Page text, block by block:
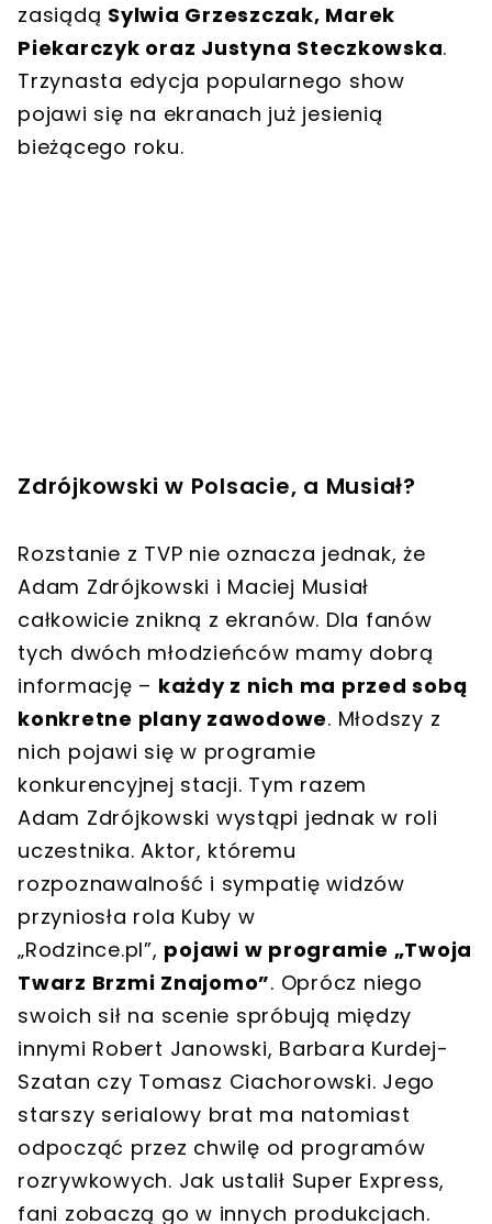
zasiądą Sylwia Grzeszczak, Marek
Piekarczyk oraz Justyna Steczkowska.
Trzynasta edycja popularnego show
pojawi się na ekranach już jesienią
bieżącego roku.
Zdrójkowski w Polsacie, a Musiał?
Rozstanie z TVP nie oznacza jednak, że
Adam Zdrójkowski i Maciej Musiał
całkowicie znikną z ekranów. Dla fanów
tych dwóch młodzieńców mamy dobrą
informację – każdy z nich ma przed sobą
konkretne plany zawodowe. Młodszy z
nich pojawi się w programie
konkurencyjnej stacji. Tym razem
Adam Zdrójkowski wystąpi jednak w roli
uczestnika. Aktor, któremu
rozpoznawalność i sympatię widzów
przyniosła rola Kuby w
„Rodzince.pl”, pojawi w programie „Twoja
Twarz Brzmi Znajomo”. Oprócz niego
swoich sił na scenie spróbują między
innymi Robert Janowski, Barbara Kurdej-
Szatan czy Tomasz Ciachorowski. Jego
starszy serialowy brat ma natomiast
odpocząć przez chwilę od programów
rozrywkowych. Jak ustalił Super Express,
fani zobaczą go w innych produkcjach.